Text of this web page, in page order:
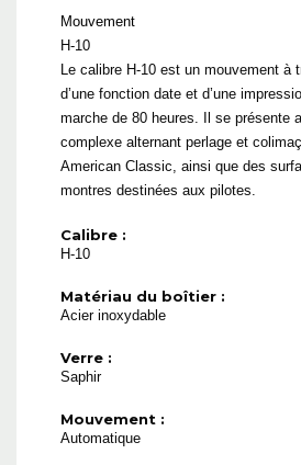
Mouvement
H-10
Le calibre H-10 est un mouvement à
d’une fonction date et d’une
marche de 80 heures. Il se présente
complexe alternant perlage et
American Classic, ainsi que des
montres destinées aux pilotes.
Calibre :
H-10
Matériau du boîtier :
Acier inoxydable
Verre :
Saphir
Mouvement :
Automatique